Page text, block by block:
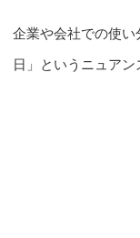
企業や会社での使
日」というニュアン